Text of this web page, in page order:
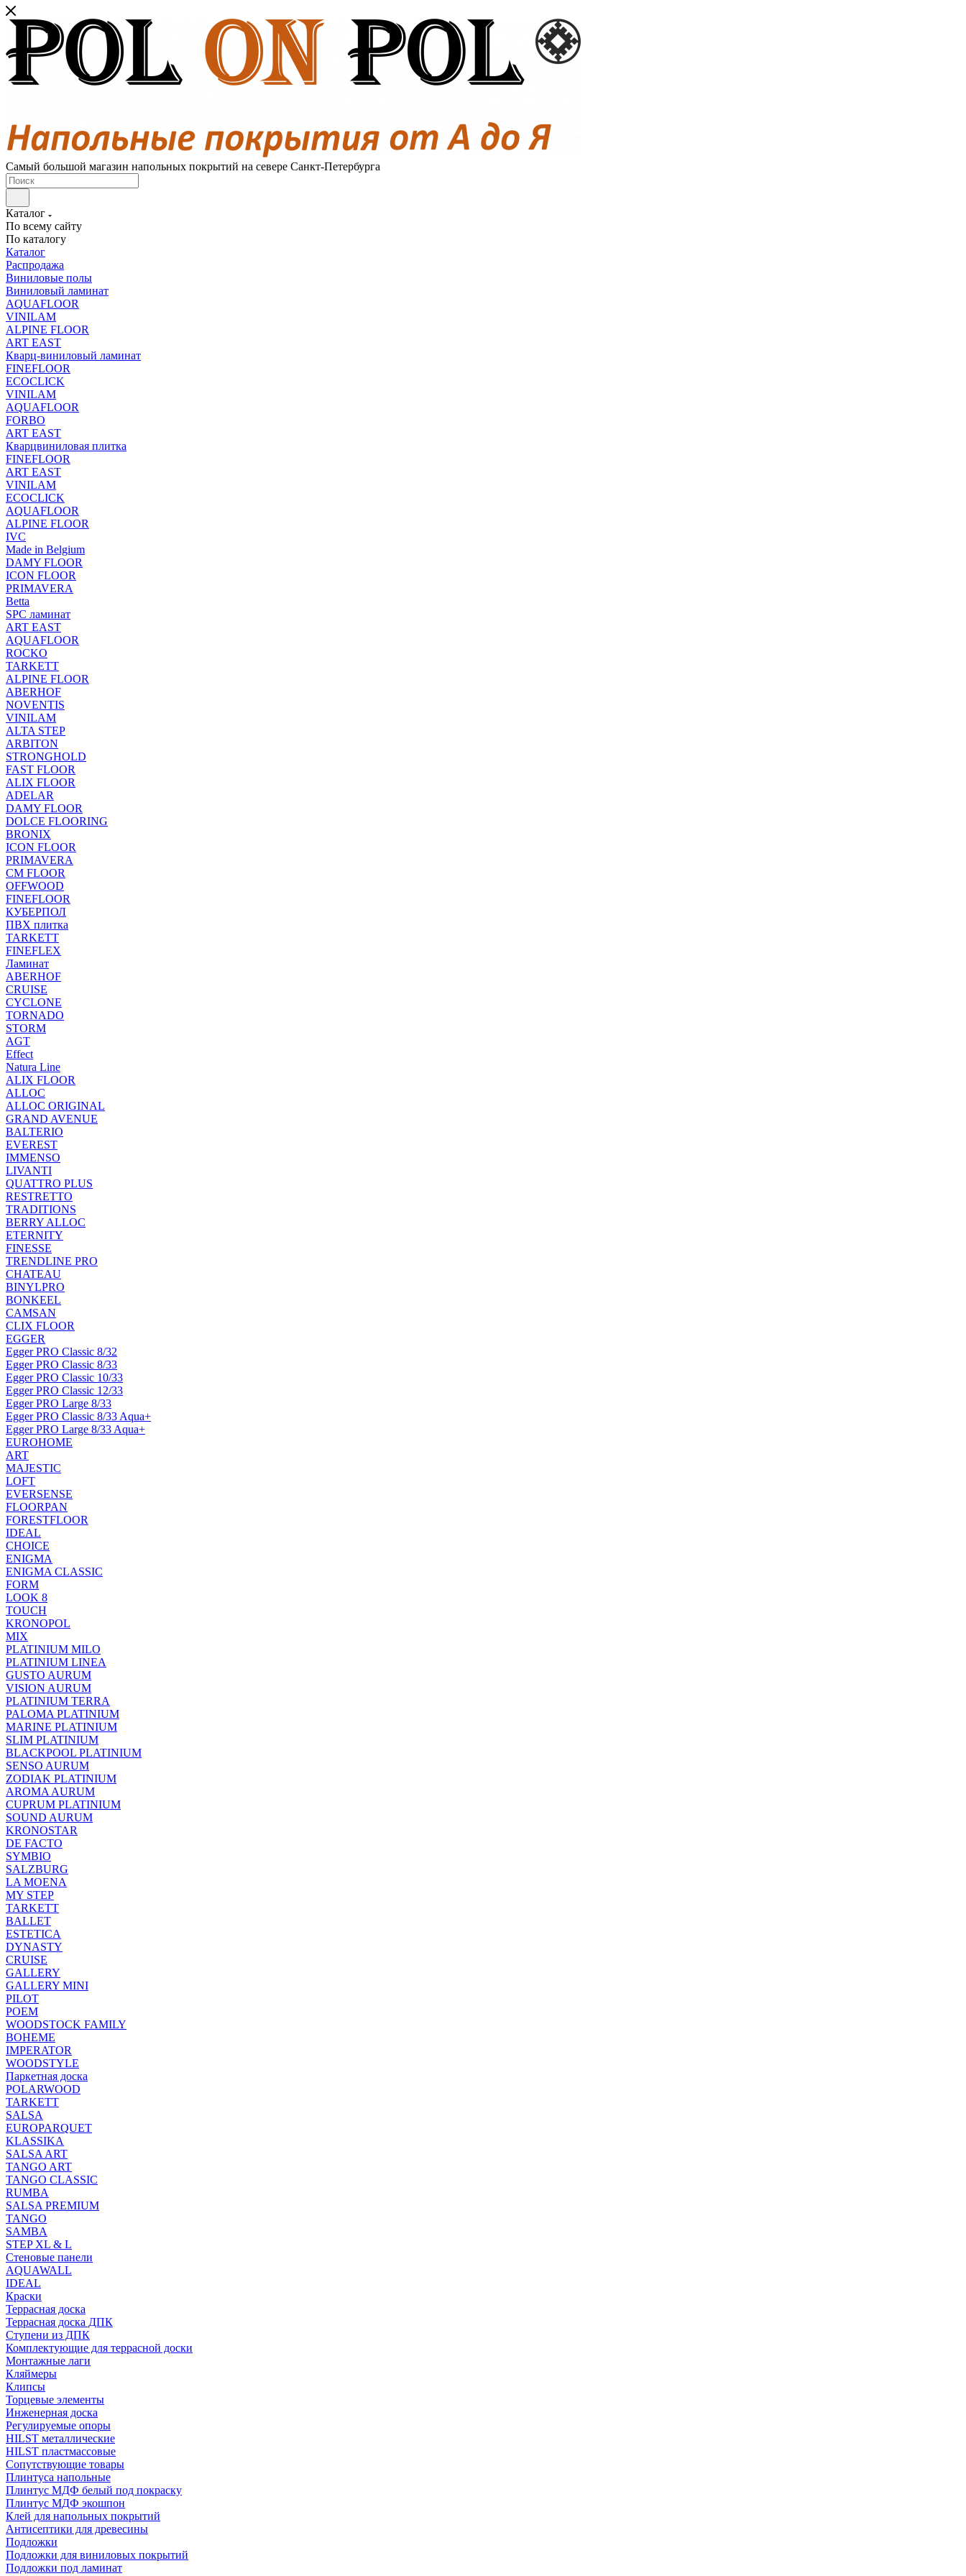
Самый большой магазин напольных покрытий на севере Санкт-Петербурга
Каталог
По всему сайту
По каталогу
Каталог
Распродажа
Виниловые полы
Виниловый ламинат
AQUAFLOOR
VINILAM
ALPINE FLOOR
ART EAST
Кварц-виниловый ламинат
FINEFLOOR
ECOCLICK
VINILAM
AQUAFLOOR
FORBO
ART EAST
Кварцвиниловая плитка
FINEFLOOR
ART EAST
VINILAM
ECOCLICK
AQUAFLOOR
ALPINE FLOOR
IVC
Made in Belgium
DAMY FLOOR
ICON FLOOR
PRIMAVERA
Betta
SPC ламинат
ART EAST
AQUAFLOOR
ROCKO
TARKETT
ALPINE FLOOR
ABERHOF
NOVENTIS
VINILAM
ALTA STEP
ARBITON
STRONGHOLD
FAST FLOOR
ALIX FLOOR
ADELAR
DAMY FLOOR
DOLCE FLOORING
BRONIX
ICON FLOOR
PRIMAVERA
CM FLOOR
OFFWOOD
FINEFLOOR
КУБЕРПОЛ
ПВХ плитка
TARKETT
FINEFLEX
Ламинат
ABERHOF
CRUISE
CYCLONE
TORNADO
STORM
AGT
Effect
Natura Line
ALIX FLOOR
ALLOC
ALLOC ORIGINAL
GRAND AVENUE
BALTERIO
EVEREST
IMMENSO
LIVANTI
QUATTRO PLUS
RESTRETTO
TRADITIONS
BERRY ALLOC
ETERNITY
FINESSE
TRENDLINE PRO
CHATEAU
BINYLPRO
BONKEEL
CAMSAN
CLIX FLOOR
EGGER
Egger PRO Classic 8/32
Egger PRO Classic 8/33
Egger PRO Classic 10/33
Egger PRO Classic 12/33
Egger PRO Large 8/33
Egger PRO Classic 8/33 Aqua+
Egger PRO Large 8/33 Aqua+
EUROHOME
ART
MAJESTIC
LOFT
EVERSENSE
FLOORPAN
FORESTFLOOR
IDEAL
CHOICE
ENIGMA
ENIGMA CLASSIC
FORM
LOOK 8
TOUCH
KRONOPOL
MIX
PLATINIUM MILO
PLATINIUM LINEA
GUSTO AURUM
VISION AURUM
PLATINIUM TERRA
PALOMA PLATINIUM
MARINE PLATINIUM
SLIM PLATINIUM
BLACKPOOL PLATINIUM
SENSO AURUM
ZODIAK PLATINIUM
AROMA AURUM
CUPRUM PLATINIUM
SOUND AURUM
KRONOSTAR
DE FACTO
SYMBIO
SALZBURG
LA MOENA
MY STEP
TARKETT
BALLET
ESTETICA
DYNASTY
CRUISE
GALLERY
GALLERY MINI
PILOT
POEM
WOODSTOCK FAMILY
BOHEME
IMPERATOR
WOODSTYLE
Паркетная доска
POLARWOOD
TARKETT
SALSA
EUROPARQUET
KLASSIKA
SALSA ART
TANGO ART
TANGO CLASSIC
RUMBA
SALSA PREMIUM
TANGO
SAMBA
STEP XL & L
Стеновые панели
AQUAWALL
IDEAL
Краски
Террасная доска
Террасная доска ДПК
Ступени из ДПК
Комплектующие для террасной доски
Монтажные лаги
Кляймеры
Клипсы
Торцевые элементы
Инженерная доска
Регулируемые опоры
HILST металлические
HILST пластмассовые
Сопутствующие товары
Плинтуса напольные
Плинтус МДФ белый под покраску
Плинтус МДФ экошпон
Клей для напольных покрытий
Антисептики для древесины
Подложки
Подложки для виниловых покрытий
Подложки под ламинат